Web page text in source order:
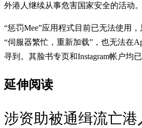
外港人继续从事危害国家安全的活动。
“惩罚Mee”应用程式目前已无法使用，
“伺服器繁忙，重新加载”，也无法在
寻到。其脸书专页和Instagram帐户均已
延伸阅读
涉资助被通缉流亡港